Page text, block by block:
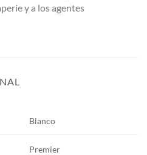
y a los agentes
Blanco
Premier